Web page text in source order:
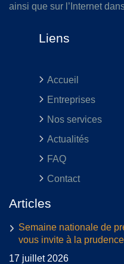
ainsi que sur l’Internet
Liens
Accueil
Entreprises
Nos services
Actualités
FAQ
Contact
Articles
Semaine nationale de
vous invite à la prudence
17 juillet 2026